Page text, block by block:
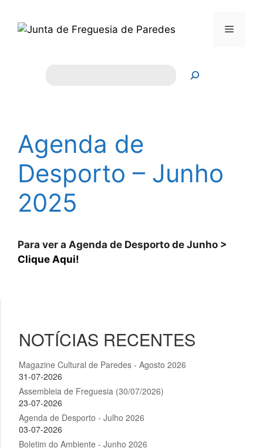
para
Menu
Agenda de
Desporto – Junho
2025
Para ver a Agenda de Desporto de Junho >
Clique Aqui!